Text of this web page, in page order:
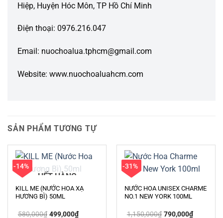
Hiệp, Huyện Hóc Môn, TP Hồ Chí Minh
Điện thoại: 0976.216.047
Email: nuochoalua.tphcm@gmail.com
Website: www.nuochoaluahcm.com
SẢN PHẨM TƯƠNG TỰ
-14%
HẾT HÀNG
KILL ME (NƯỚC HOA XẠ
HƯƠNG BÌ) 50ML
580,000₫ Giá
499,000₫Giá
-31%
NƯỚC HOA UNISEX CHARME
NO.1 NEW YORK 100ML
1,150,000₫ Giá
790,000₫Giá